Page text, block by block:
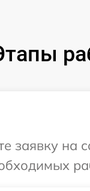
заявку на